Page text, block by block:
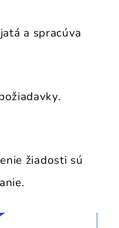
a spracúva
žiadosti sú